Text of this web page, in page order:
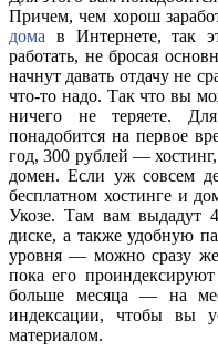
Причем, чем хорош
дома в Интернете, так
работать, не бросая
начнут давать отдачу не
что-то надо. Так что вы
ничего не теряете.
понадобится на первое
год, 300 рублей —
домен. Если уж совсем
бесплатном хостинге и
Укозе. Там вам выдадут
диске, а также удобную
уровня — можно сразу же
пока его
больше месяца — на
индексации, чтобы вы
материалом.